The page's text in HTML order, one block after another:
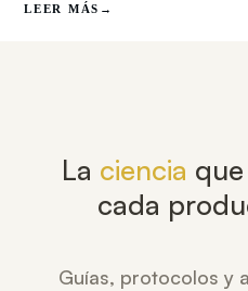
LEER MÁS →
La ciencia
cada
Guías, protocolos y